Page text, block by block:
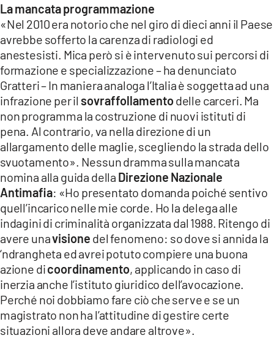
La mancata programmazione
«Nel 2010 era notorio che nel giro di dieci anni il Paese
avrebbe sofferto la carenza di radiologi ed
anestesisti. Mica però si è intervenuto sui percorsi di
formazione e specializzazione – ha denunciato
Gratteri – In maniera analoga l’Italia è soggetta ad una
infrazione per il sovraffollamentodelle carceri. Ma
non programma la costruzione di nuovi istituti di
pena. Al contrario, va nella direzione di un
allargamento delle maglie, scegliendo la strada dello
svuotamento». Nessun dramma sulla mancata
nomina alla guida della Direzione Nazionale
Antimafia: «Ho presentato domanda poiché sentivo
quell’incarico nelle mie corde. Ho la delega alle
indagini di criminalità organizzata dal 1988. Ritengo di
avere unavisione del fenomeno: so dove si annida la
‘ndrangheta ed avrei potuto compiere una buona
azione dicoordinamento, applicando in caso di
inerzia anche l’istituto giuridico dell’avocazione.
Perché noi dobbiamo fare ciò che serve e se un
magistrato non ha l’attitudine di gestire certe
situazioni allora deve andare altrove».